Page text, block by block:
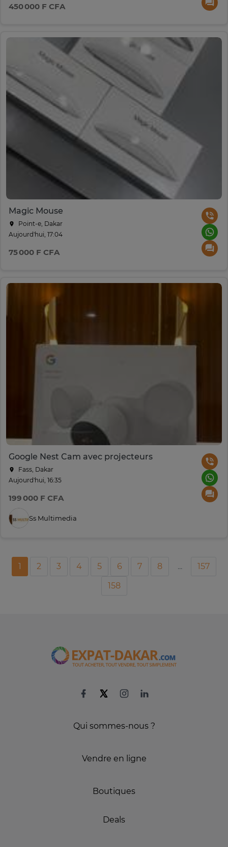
450 000 F CFA
Magic Mouse
Point-e, Dakar
Aujourd'hui, 17:04
75 000 F CFA
Google Nest Cam avec projecteurs
Fass, Dakar
Aujourd'hui, 16:35
199 000 F CFA
Ss Multimedia
1 2 3 4 5 6 7 8 ...
157
158
Qui sommes-nous ?
Vendre en ligne
Boutiques
Deals